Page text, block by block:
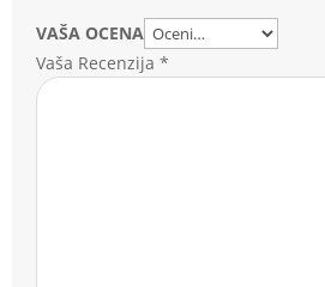
VAŠA OCENA
Vaša Recenzija *